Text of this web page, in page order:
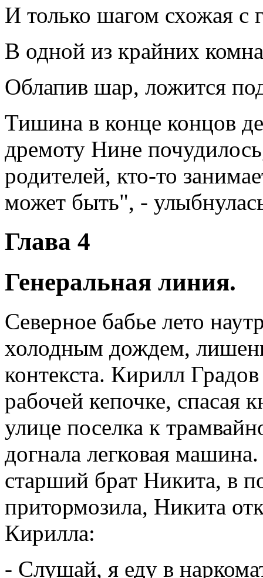
И только шагом схожая с
В одной из крайних
Облапив шар, ложится
Тишина в конце концов
дремоту Нине
родителей, кто-то
может быть", -
Глава 4
Генеральная линия.
Северное бабье лето
холодным дождем,
контекста. Кирилл
рабочей кепочке, спасая
улице поселка к
догнала легковая
старший брат Никита, в
притормозила, Никита
Кирилла:
- Слушай, я еду в